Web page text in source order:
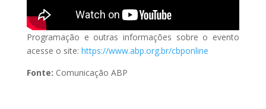
Programação e outras informações sobre o evento
acesse o site: https://www.abp.org.br/cbponline
Fonte: Comunicação ABP